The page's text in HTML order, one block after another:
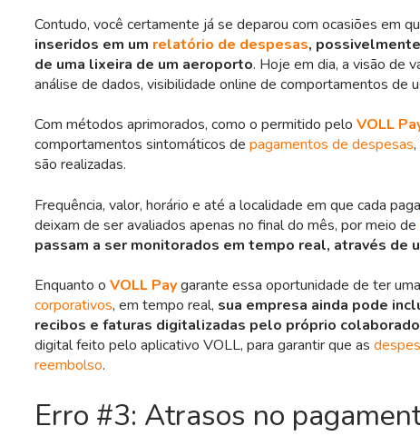
Contudo, você certamente já se deparou com ocasiões em
inseridos em um relatório de despesas,
de uma lixeira de um aeroporto. Hoje em dia, a visão de
análise de dados, visibilidade online de comportamentos de
Com métodos aprimorados, como o permitido pelo VOLL
comportamentos sintomáticos de pagamentos de despesas
são realizadas.
Frequência, valor, horário e até a localidade em que cada
deixam de ser avaliados apenas no final do mês, por meio de
passam a ser monitorados em tempo real, através de
Enquanto o VOLL Paygarante essa oportunidade de ter
corporativos, em tempo real, sua empresa ainda pode
recibos e faturas digitalizadas pelo próprio
digital feito pelo aplicativo VOLL, para garantir que as
reembolso.
Erro #3: Atrasos no